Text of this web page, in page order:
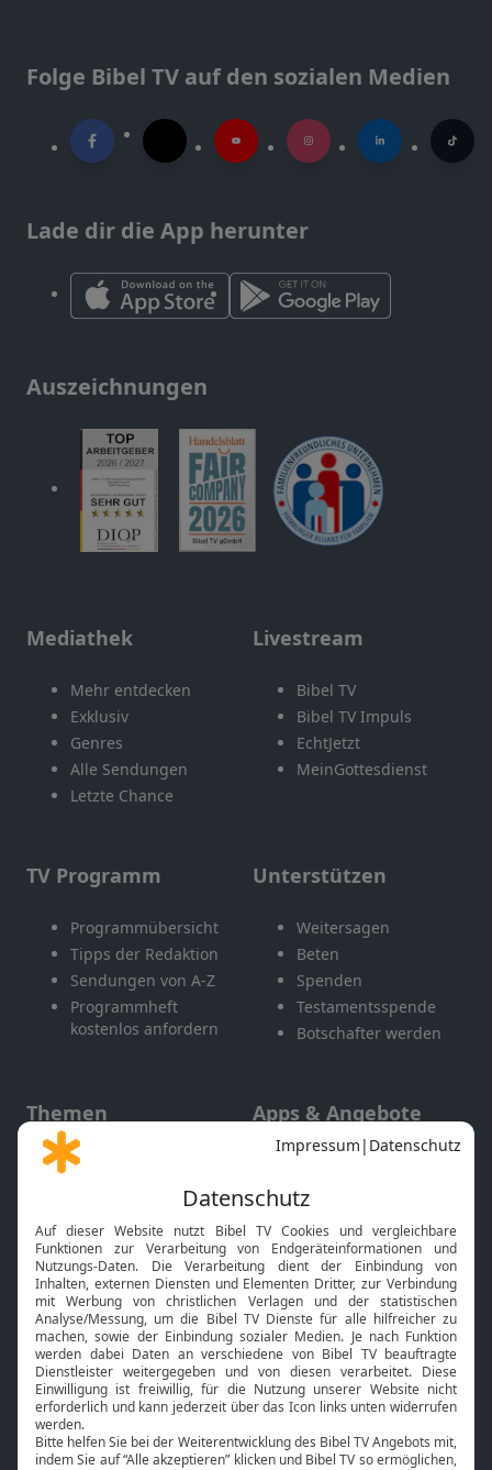
Folge Bibel TV auf den sozialen Medien
Lade dir die App herunter
Auszeichnungen
Mediathek
Mehr entdecken
Exklusiv
Genres
Alle Sendungen
Letzte Chance
Livestream
Bibel TV
Bibel TV Impuls
EchtJetzt
MeinGottesdienst
TV Programm
Programmübersicht
Tipps der Redaktion
Sendungen von A-Z
Programmheft
kostenlos anfordern
Unterstützen
Weitersagen
Beten
Spenden
Testamentsspende
Botschafter werden
Themen
Gott und Bibel erklärt
Neuigkeiten
Apps & Angebote
Mobile App
Smart TV
HbbTV
Bibelthek Online-Bibel
Nächster Gottesdienst
Bibel TV
Über uns
Service
Kontakt